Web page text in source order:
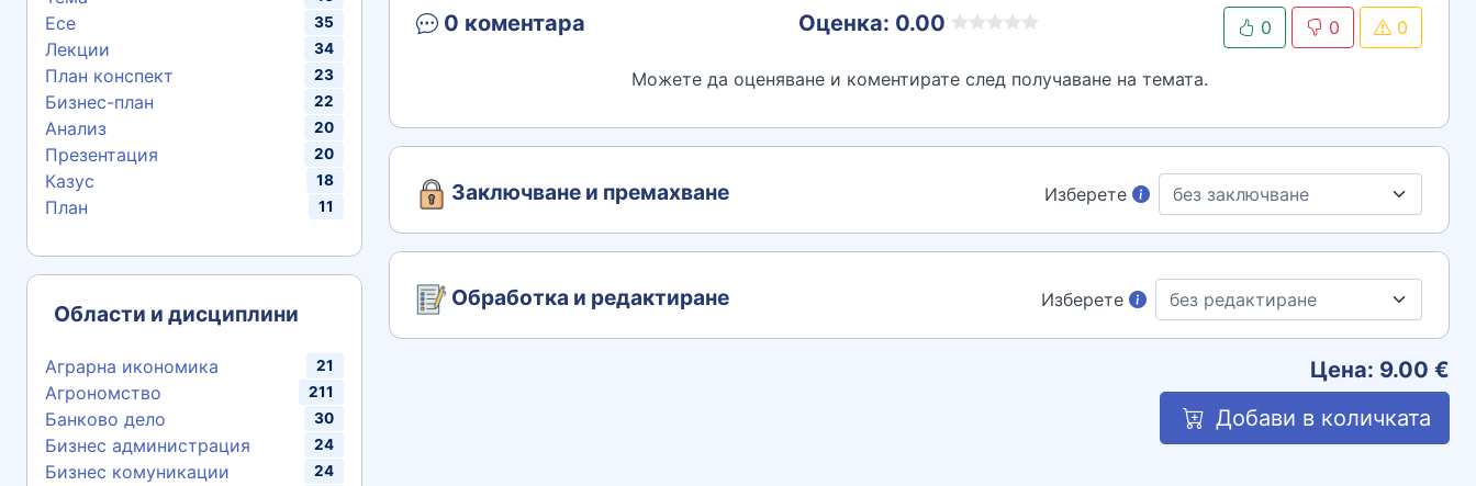
Есе 35
Лекции 34
План конспект 23
Бизнес-план 22
Анализ 20
Презентация 20
Казус 18
План 11
Области и дисциплини
Аграрна икономика 21
Агрономство 211
Банково дело 30
Бизнес администрация 24
Бизнес комуникации 24
0 коментара Оценка: 0.00 0 0 0
Можете да оценяване и коментирате след получаване на темата.
Заключване и премахване Изберете
Обработка и редактиране Изберете
Цена: 9.00 €
Добави в количката